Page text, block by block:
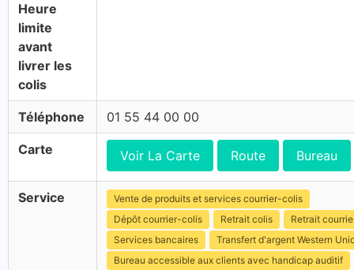
Heure
limite
avant
livrer les
colis
Téléphone 01 55 44 00 00
Carte Voir La Carte Route Bureau
Service
Vente de produits et services courrier-colis
Dépôt courrier-colis
Retrait colis
Retrait
Services bancaires
Transfert d'argent Western
Bureau accessible aux clients avec handicap auditif